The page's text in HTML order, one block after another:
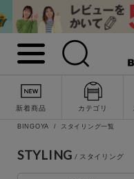
新着商品 カテゴリ
BINGOYA スタイリング一覧
STYLING